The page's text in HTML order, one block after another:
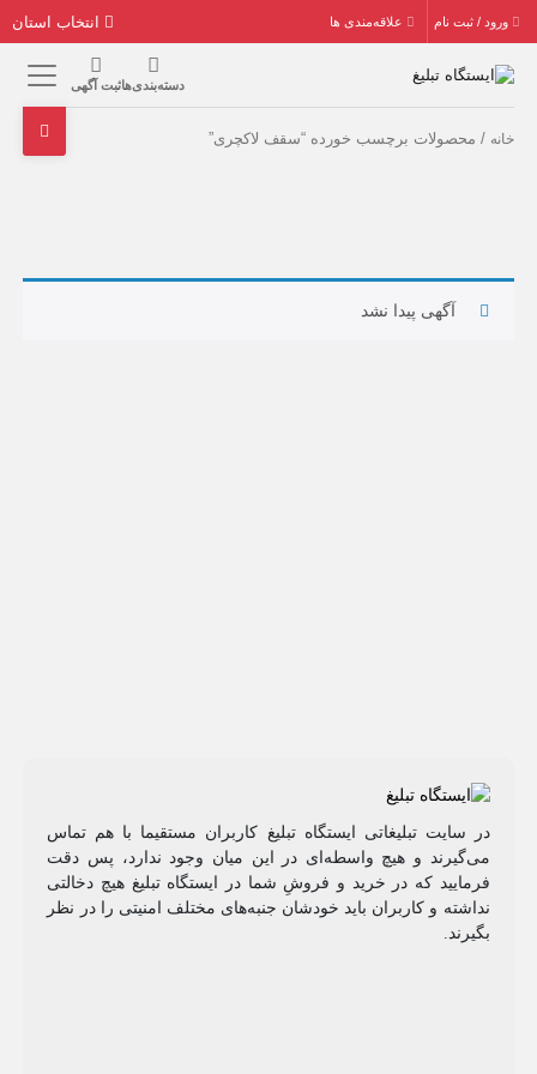
ورود / ثبت نام علاقه‌مندی ها
دسته‌بندی‌هاثبت آگهی
خانه / محصولات برچسب خورده “سقف‌ لاکچری”
آگهی پیدا نشد
در سایت تبلیغاتی ایستگاه تبلیغ کاربران مستقیما با هم تماس
می‌گیرند و هیچ واسطه‌ای در این میان وجود ندارد، پس دقت
فرمایید که در خرید و فروشِ شما در ایستگاه تبلیغ هیچ دخالتی
نداشته و کاربران باید خودشان جنبه‌های مختلف امنیتی را در نظر
بگیرند.